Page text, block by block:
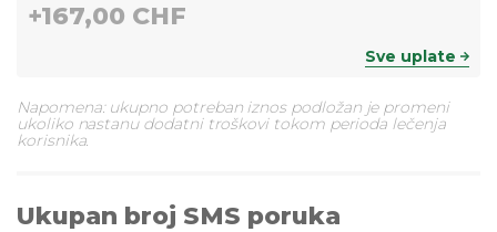
+167,00 CHF
Sve uplate
Napomena: ukupno potreban iznos podložan je promeni
ukoliko nastanu dodatni troškovi tokom perioda lečenja
korisnika.
Ukupan broj SMS poruka